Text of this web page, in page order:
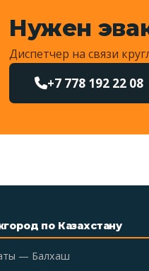
Нужен
Диспетчер на связи
+7 778 192 22 08
по Казахстану
— Балхаш